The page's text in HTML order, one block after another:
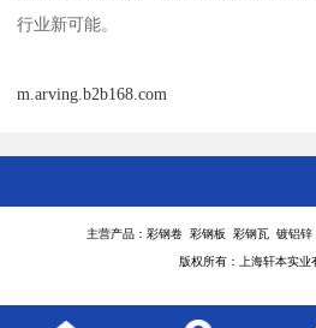
行业新可能。
m.arving.b2b168.com
主营产品：彩钢卷 彩钢板 彩钢瓦 镀铝
版权所有：上海轩本实业